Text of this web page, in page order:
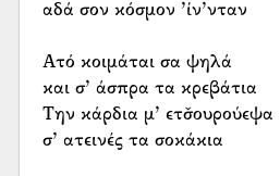
αδά σον κόσμον ’ίν’νταν
Ατό κοιμάται σα ψηλά
και σ’ άσπρα τα κρεβάτια
Την κάρδια μ’ ετσ̌ουρούεψα
σ’ ατεινές τα σοκάκια